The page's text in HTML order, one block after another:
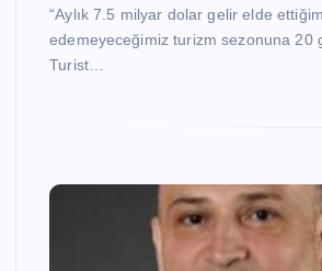
“Aylık 7.5 milyar dolar gelir elde
edemeyeceğimiz turizm sezonuna 20
Turist…